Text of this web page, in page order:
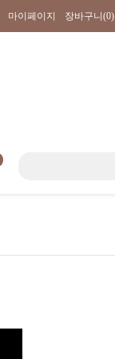
마이페이지 장바구니(0)